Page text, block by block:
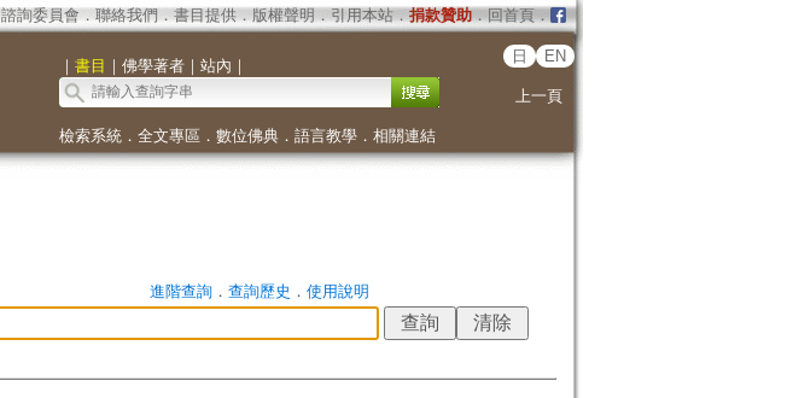
諮詢委員會． 聯絡我們 ． 書目提供． 版權聲明 ． 引用本站． 捐款贊助．回首頁．
｜ 書目 ｜ 佛學著者｜ 站內 ｜
日 EN
上一頁
檢索系統． 全文專區 ． 數位佛典． 語言教學． 相關連結
進階查詢． 查詢歷史 ． 使用說明